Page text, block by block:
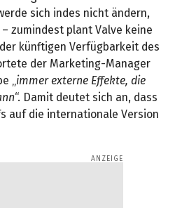
sich indes nicht ändern,
zumindest plant Valve keine
künftigen Verfügbarkeit des
der Marketing-Manager
„ immer externe Effekte, die
“. Damit deutet sich an, dass
auf die internationale Version